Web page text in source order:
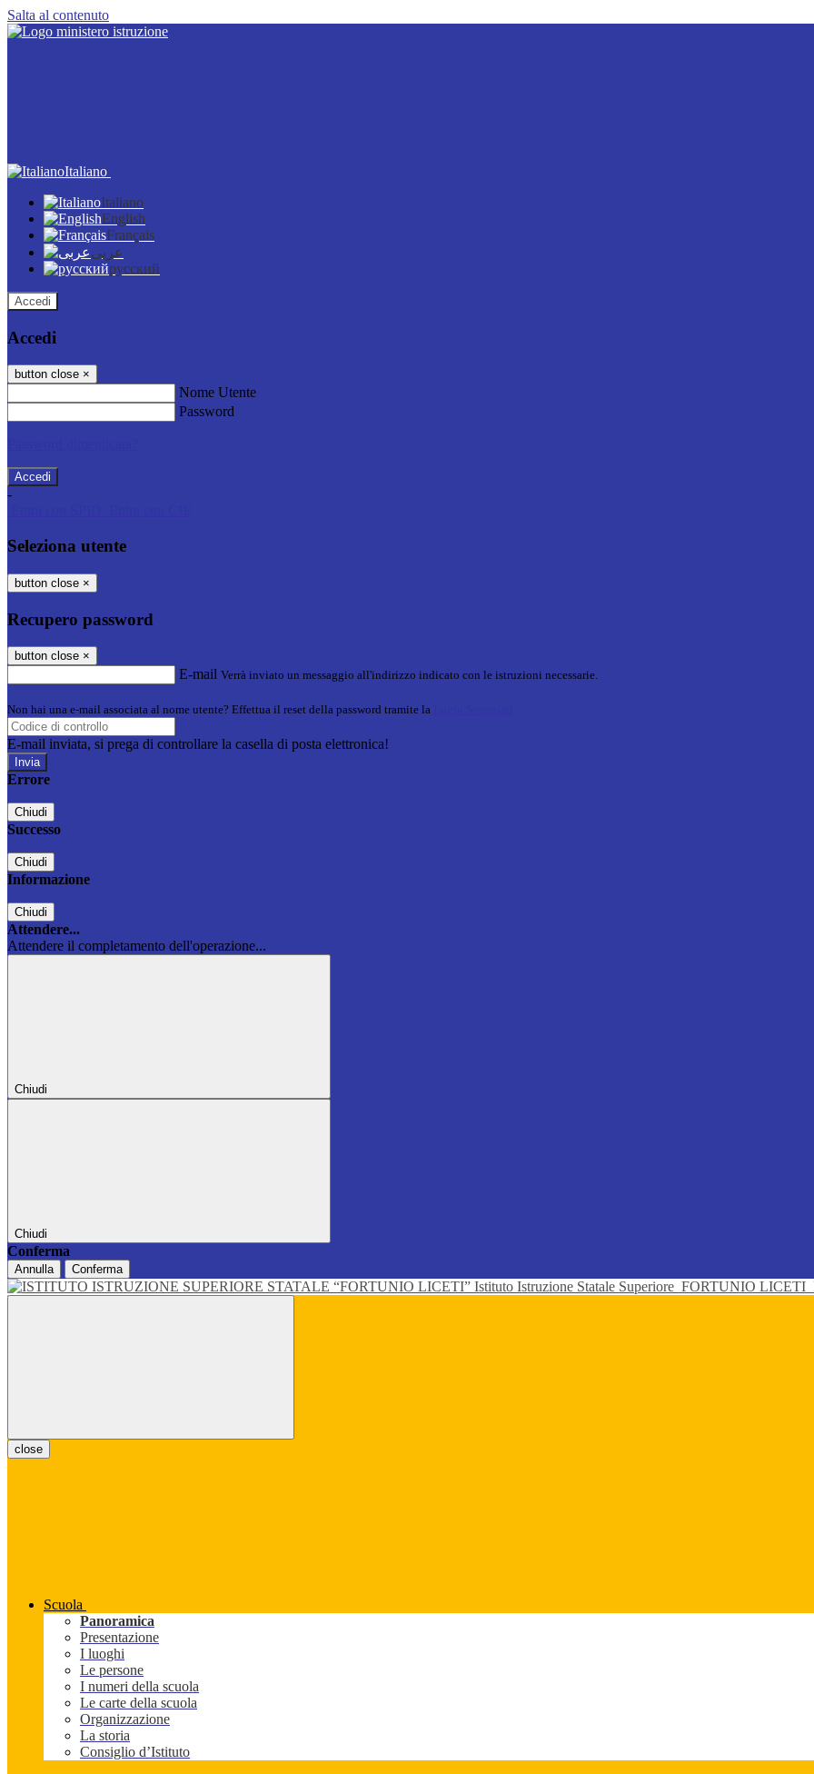
Salta al contenuto
Italiano
Italiano
English
Français
عربى
русский
Accedi
Accedi
button close ×
Nome Utente
Password
-
Seleziona utente
button close ×
Recupero password
button close ×
E-mail Verrà inviato un messaggio all'indirizzo indicato con le istruzioni necessarie.
Non hai una e-mail associata al nome utente? Effettua il reset della password tramite la
E-mail inviata, si prega di controllare la casella di posta elettronica!
Errore
Chiudi
Successo
Chiudi
Informazione
Chiudi
Attendere...
Attendere il completamento dell'operazione...
Chiudi
Chiudi
Conferma
Annulla Conferma
Istituto Istruzione Statale Superiore FORTUNIO LICETI
close
Scuola
Panoramica
Presentazione
I luoghi
Le persone
I numeri della scuola
Le carte della scuola
Organizzazione
La storia
Consiglio d’Istituto